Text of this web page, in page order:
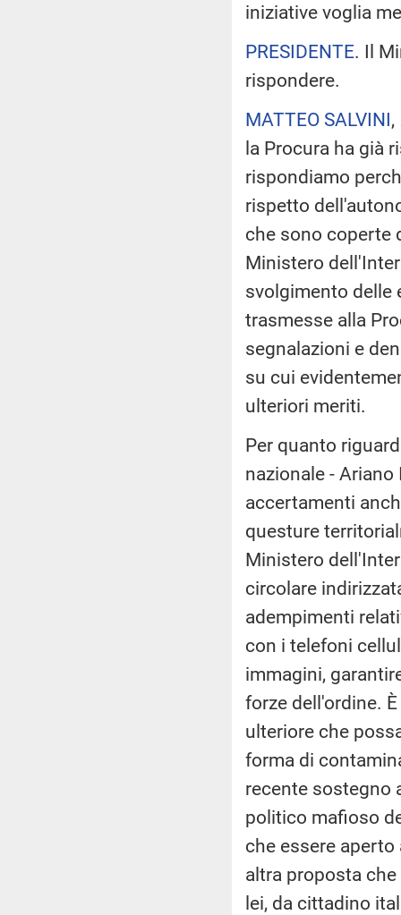
iniziative voglia
PRESIDENTE. Il
rispondere.
MATTEO SALVINI,
la Procura ha già
rispondiamo
rispetto
che sono coperte
Ministero
svolgimento delle
trasmesse alla
segnalazioni e
su cui
ulteriori meriti.
Per quanto
nazionale -
accertamenti
questure
Ministero
circolare
adempimenti
con i telefoni
immagini,
forze dell'ordine.
ulteriore che
forma di
recente sostegno
politico mafioso
che essere
altra proposta
lei, da cittadino